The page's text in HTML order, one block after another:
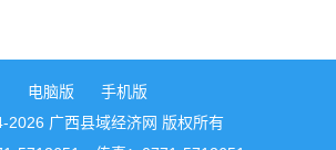
电脑版
手机版
2026 广西县域经济网 版权所有